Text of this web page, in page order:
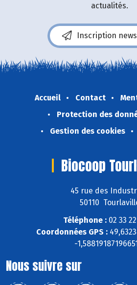
actualités.
Inscription
Accueil Contact
Protection des
Gestion des cookies
Biocoop
45 rue des
50110
Téléphone :02 33
Coordonnées GPS :
-
Nous suivre sur